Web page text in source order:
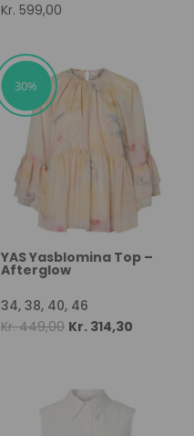
Kr. 599,00
30%
YAS Yasblomina Top –
Afterglow
34, 38, 40, 46
Kr.449,00 Original
Kr. 449,00.
Kr. 314,30